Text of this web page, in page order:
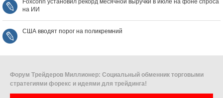
Foxconn установил рекорд месячной выручки в июле на фоне спроса
на ИИ
США вводят порог на поликремний
Форум Трейдеров Миллионер: Социальный обменник торговыми
стратегиями форекс и идеями для трейдинга!